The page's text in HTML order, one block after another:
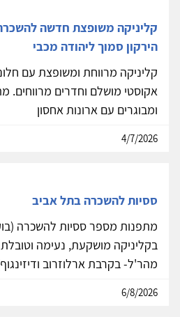
קליניקה משופצת חדשה
הירקון סמוך ליהודה מכבי
קליניקה מרווחת ומשופצת עם
אקוסטי מושלם וחדרים מרווחים.
ומבוגרים עם ארונות אחסון
4/7/2026
ססיות להשכרה בתל אביב
מתפנות מספר ססיות להשכרה
בקליניקה מושקעת, נעימה וטובלת
מהר'ל- בקרבת ארלוזרוב
6/8/2026